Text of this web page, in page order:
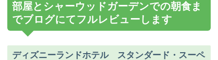
部屋とシャーウッドガーデンでの朝食ま
でブログにてフルレビューします
ディズニーランドホテル スタンダード・スーペ